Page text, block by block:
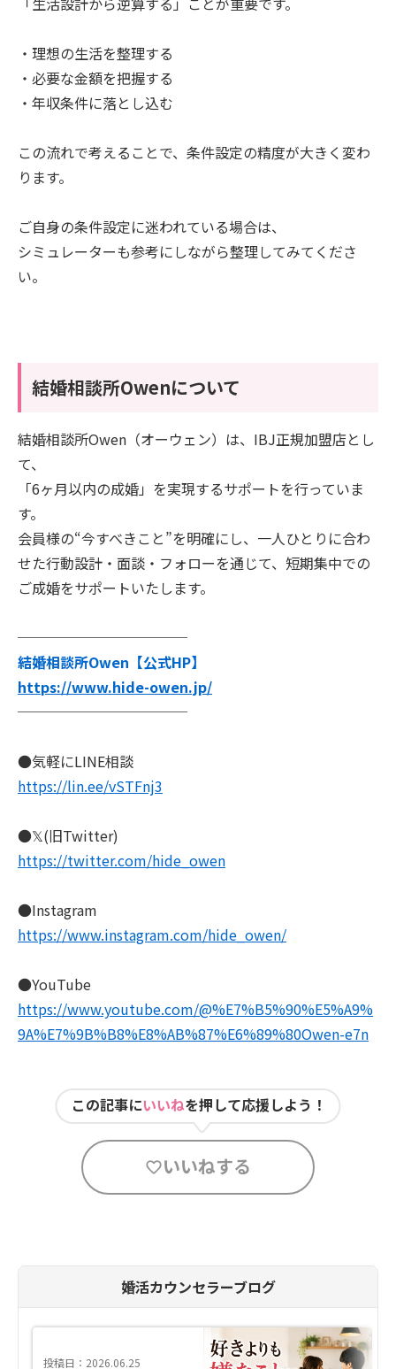
・理想の生活を整理する
・必要な金額を把握する
・年収条件に落とし込む
この流れで考えることで、条件設定の精度が大きく変わ
ります。
ご自身の条件設定に迷われている場合は、
シミュレーターも参考にしながら整理してみてくださ
い。
結婚相談所Owenについて
結婚相談所Owen（オーウェン）は、IBJ正規加盟店とし
て、
「6ヶ月以内の成婚」を実現するサポートを行っていま
す。
会員様の“今すべきこと”を明確にし、一人ひとりに合わ
せた行動設計・面談・フォローを通じて、短期集中での
ご成婚をサポートいたします。
────────────
結婚相談所Owen【公式HP】
https://www.hide-owen.jp/
────────────
●気軽にLINE相談
https://lin.ee/vSTFnj3
●𝕏(旧Twitter)
https://twitter.com/hide_owen
●Instagram
https://www.instagram.com/hide_owen/
●YouTube
https://www.youtube.com/@%E7%B5%90%E5%A9%
9A%E7%9B%B8%E8%AB%87%E6%89%80Owen-e7n
この記事にいいねを押して応援しよう！
いいねする
婚活カウンセラーブログ
投稿日：2026.06.25